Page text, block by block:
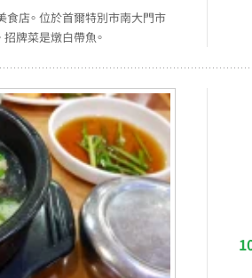
店。 位於首爾特別市南大門市
牌菜是燉白帶魚。